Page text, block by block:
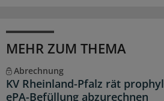
MEHR ZUM THEMA
Abrechnung
KV Rheinland-Pfalz rät
ePA-Befüllung abzurechnen